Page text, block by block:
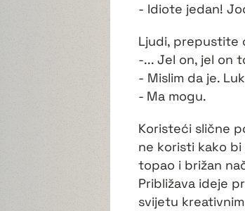
- Idiote jedan!
Ljudi, prepustite
-... Jel on, jel on
- Mislim da je.
- Ma mogu.
Koristeći slične
ne koristi kako
topao i brižan
Približava ideje
svijetu